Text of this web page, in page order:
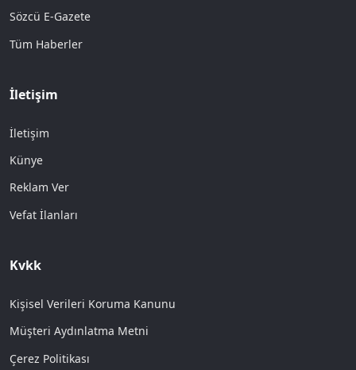
Sözcü E-Gazete
Tüm Haberler
İletişim
İletişim
Künye
Reklam Ver
Vefat İlanları
Kvkk
Kişisel Verileri Koruma Kanunu
Müşteri Aydınlatma Metni
Çerez Politikası